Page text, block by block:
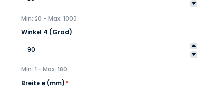
Min: 20 - Max: 1000
Winkel 4 (Grad)
Min: 1 - Max: 180
Breite e (mm) *